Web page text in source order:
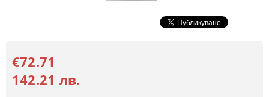
€72.71
142.21 лв.